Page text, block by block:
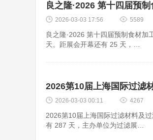
良之隆·2026 第十四届预
2026-03-03 17:56 5589
良之隆·2026 第十四届预制食材
天。距展会开幕还有 25 天，…
2026第10届上海国际过滤
2026-03-03 00:11 4267
2026第10届上海国际过滤材料及
有 287 天，主办单位为过滤展…